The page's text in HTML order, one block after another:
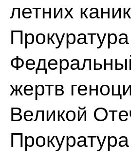
летних
жертв
Великой